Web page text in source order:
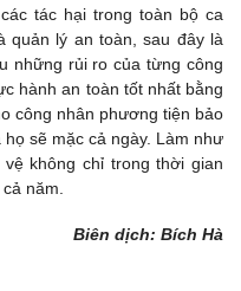
tác hại trong toàn bộ ca
quản lý an toàn, sau đây là
những rủi ro của từng công
hành an toàn tốt nhất bằng
công nhân phương tiện bảo
sẽ mặc cả ngày. Làm như
không chỉ trong thời gian
năm.
Biên dịch: Bích Hà